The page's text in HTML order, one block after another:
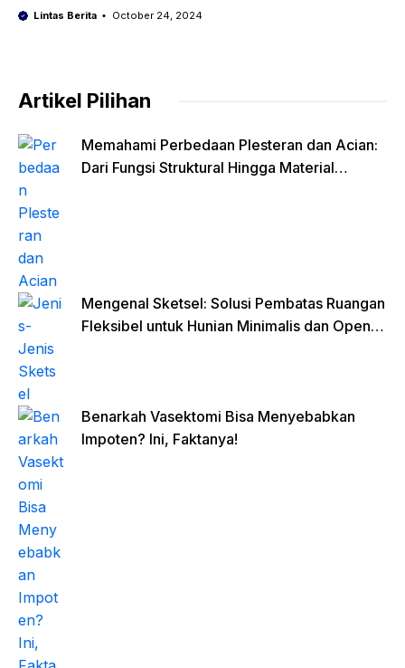
Memulai Usaha
Lintas Berita October 24, 2024
Artikel Pilihan
Memahami Perbedaan Plesteran dan Acian:
Dari Fungsi Struktural Hingga Material
Mengenal Sketsel: Solusi Pembatas Ruangan
Fleksibel untuk Hunian Minimalis dan Open
Benarkah Vasektomi Bisa Menyebabkan
Impoten? Ini, Faktanya!